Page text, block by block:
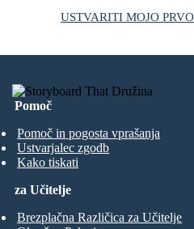
USTVARITI MOJO
Pomoč
Pomoč in pogosta vprašanja
Ustvarjalec zgodb
Kako tiskati
za Učitelje
Brezplačna Različica za Učitelje